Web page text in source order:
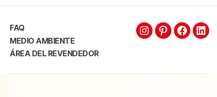
FAQ
MEDIO AMBIENTE
ÁREA DEL REVENDEDOR